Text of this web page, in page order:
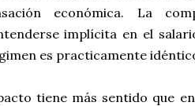
económica. La
implícita en el
es practicamente
tiene más sentido que